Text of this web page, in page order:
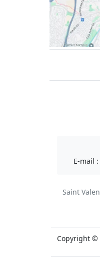
twitter
youtube
linkedin
E-mail :
Saint
Copyright ©